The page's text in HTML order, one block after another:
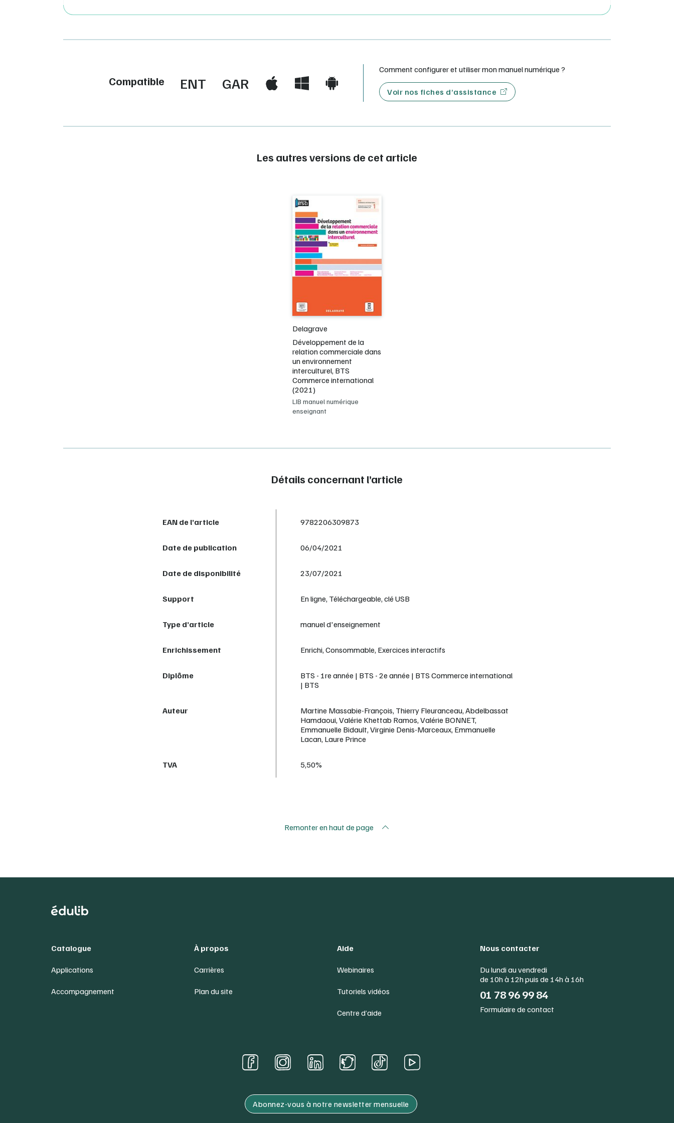
Compatible ENT GAR
Comment configurer et utiliser mon manuel numérique ?
Voir nos fiches d’assistance
Les autres versions de cet article
Delagrave
Développement de la
relation commerciale dans
un environnement
interculturel, BTS
Commerce international
(2021)
LIB manuel numérique
enseignant
Détails concernant l’article
EAN de l’article 9782206309873
Date de publication 06/04/2021
Date de disponibilité 23/07/2021
Support En ligne, Téléchargeable, clé USB
Type d’article manuel d'enseignement
Enrichissement Enrichi, Consommable, Exercices interactifs
Diplôme
BTS - 1re année | BTS - 2e année | BTS Commerce international
| BTS
Auteur
Martine Massabie-François, Thierry Fleuranceau, Abdelbassat
Hamdaoui, Valérie Khettab Ramos, Valérie BONNET,
Emmanuelle Bidault, Virginie Denis-Marceaux, Emmanuelle
Lacan, Laure Prince
TVA 5,50%
Remonter en haut de page
Catalogue
Applications
Accompagnement
À propos
Carrières
Plan du site
Aide
Webinaires
Tutoriels vidéos
Centre d’aide
Nous contacter
Du lundi au vendredi
de 10h à 12h puis de 14h à 16h
01 78 96 99 84
Formulaire de contact
Abonnez-vous à notre newsletter mensuelle